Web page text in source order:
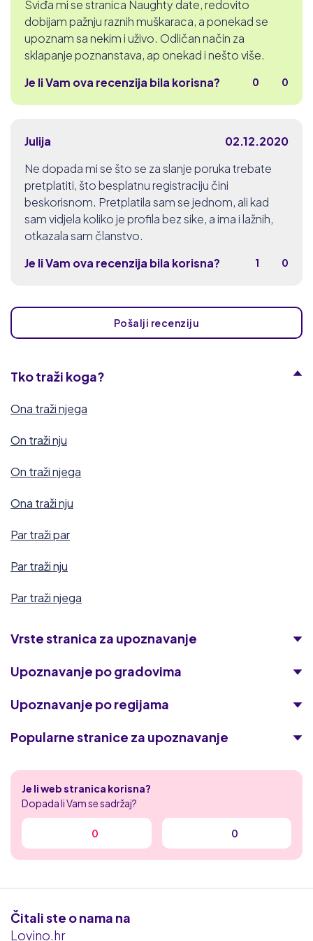
Sviđa mi se stranica Naughty date, redovito
dobijam pažnju raznih muškaraca, a ponekad se
upoznam sa nekim i uživo. Odličan način za
sklapanje poznanstava, ap onekad i nešto više.
Je li Vam ova recenzija bila korisna?
0 0
Julija
02.12.2020
Ne dopada mi se što se za slanje poruka trebate
pretplatiti, što besplatnu registraciju čini
beskorisnom. Pretplatila sam se jednom, ali kad
sam vidjela koliko je profila bez sike, a ima i lažnih,
otkazala sam članstvo.
Je li Vam ova recenzija bila korisna?
1 0
Pošalji recenziju
Tko traži koga?
Ona traži njega
On traži nju
On traži njega
Ona traži nju
Par traži par
Par traži nju
Par traži njega
Vrste stranica za upoznavanje
Upoznavanje po gradovima
Upoznavanje po regijama
Popularne stranice za upoznavanje
Academic Singles
Tajni zreli flert
XXX HR flert
Flert kontakt
Je li web stranica korisna?
Dopada li Vam se sadržaj?
0 0
Čitali ste o nama na
Lovino.hr